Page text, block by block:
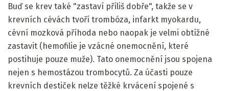
Buď se krev také "zastaví příliš dobře", takže se v
krevních cévách tvoří trombóza, infarkt myokardu,
cévní mozková příhoda nebo naopak je velmi obtížné
zastavit (hemofilie je vzácné onemocnění, které
postihuje pouze muže). Tato onemocnění jsou spojena
nejen s hemostázou trombocytů. Za účasti pouze
krevních destiček nelze těžké krvácení spojené s